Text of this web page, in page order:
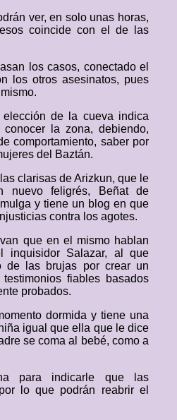
ver, en solo unas horas,
coincide con el de las
los casos, conectado el
los otros asesinatos, pues
de la cueva indica
la zona, debiendo,
comportamiento, saber por
del Baztán.
clarisas de Arizkun, que le
nuevo feligrés, Beñat de
y tiene un blog en que
contra los agotes.
que en el mismo hablan
inquisidor Salazar, al que
de las brujas por crear un
fiables basados
probados.
dormida y tiene una
igual que ella que le dice
se coma al bebé, como a
para indicarle que las
lo que podrán reabrir el